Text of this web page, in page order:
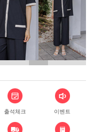
출석체크 이벤트
총 상품 금액
BUY NOW
ADD TO CART